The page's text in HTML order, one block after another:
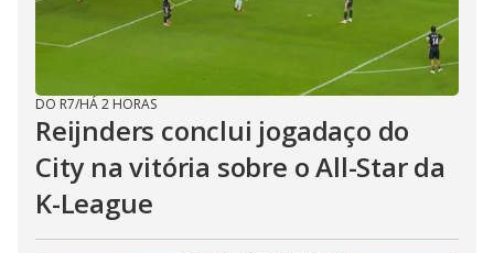
DO R7/HÁ 2 HORAS
Reijnders conclui jogadaço do
City na vitória sobre o All-Star da
K-League